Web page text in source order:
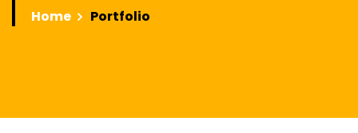
Home Portfolio